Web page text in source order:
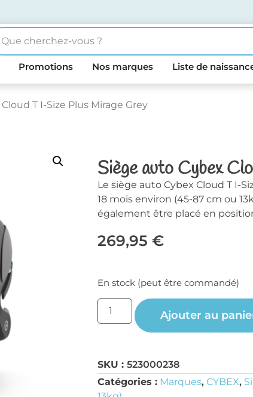
Promotions Nos marques Liste de
T I-Size Plus Mirage Grey
Siège auto Cybex
Le siège auto Cybex Cloud T I-
18 mois environ (45-87 cm ou
également être placé en
269,95€
En stock (peut être commandé)
Ajouter au
SKU :523000238
Catégories : Marques,CYBEX,